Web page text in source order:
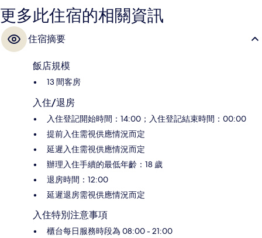
更多此住宿的相關資訊
住宿摘要
飯店規模
13 間客房
入住/退房
入住登記開始時間：14:00；入住登記結束時間：00:00
提前入住需視供應情況而定
延遲入住需視供應情況而定
辦理入住手續的最低年齡：18 歲
退房時間：12:00
延遲退房需視供應情況而定
入住特別注意事項
櫃台每日服務時段為 08:00 - 21:00